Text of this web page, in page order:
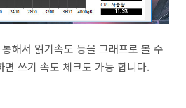
해서 읽기속도 등을 그래프로 볼 수
쓰기 속도 체크도 가능 합니다.